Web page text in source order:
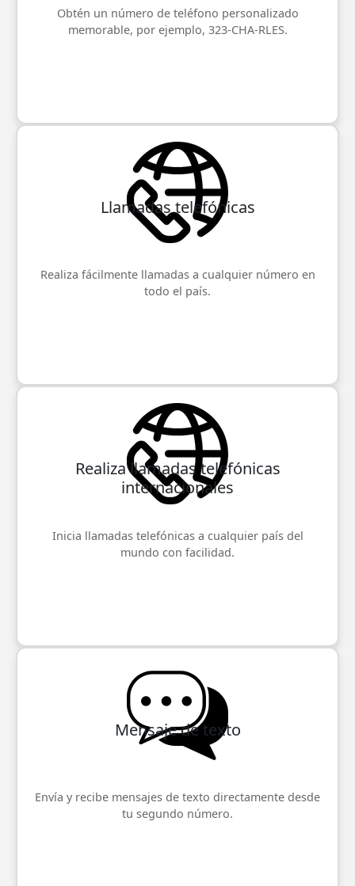
Obtén un número de teléfono personalizado
memorable, por ejemplo, 323-CHA-RLES.
Llamadas telefónicas
Realiza fácilmente llamadas a cualquier número en
todo el país.
Realiza llamadas telefónicas
internacionales
Inicia llamadas telefónicas a cualquier país del
mundo con facilidad.
Mensaje de texto
Envía y recibe mensajes de texto directamente desde
tu segundo número.